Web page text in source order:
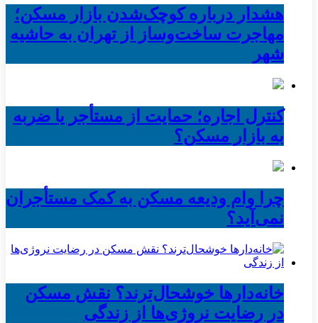
هشدار درباره کوچک‌شدن بازار مسکن؛
مهاجرت ساخت‌وساز از تهران به حاشیه‌
شهر
کنترل اجاره؛ حمایت از مستأجر یا ضربه
به بازار مسکن؟
چرا وام ودیعه مسکن به کمک مستأجران
نمی‌آید؟
خانه‌دارها خوشحال‌ترند؟ نقش مسکن
در رضایت نروژی‌ها از زندگی